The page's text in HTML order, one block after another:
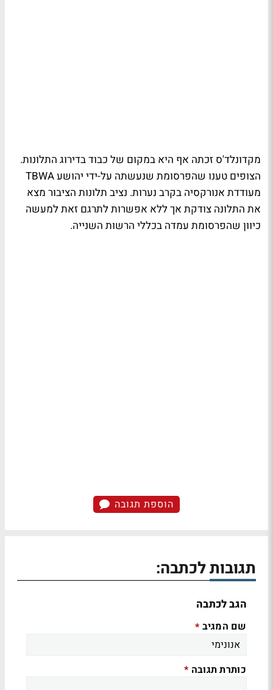
מקדונלד'ס זכתה אף היא במקום של כבוד בדירוג התלונות.
הצופים טענו שהפרסומת שנעשתה על-ידי יהושע TBWA
מעודדת אנורקסיה בקרב נערות. נציב תלונות הציבור מצא
את התלונה צודקת אך ללא אפשרות לתרגם זאת למעשה
כיוון שהפרסומת עמדה בכללי הרשות השנייה.
הוספת תגובה
תגובות לכתבה:
הגב לכתבה
שם המגיב *
כותרת תגובה *